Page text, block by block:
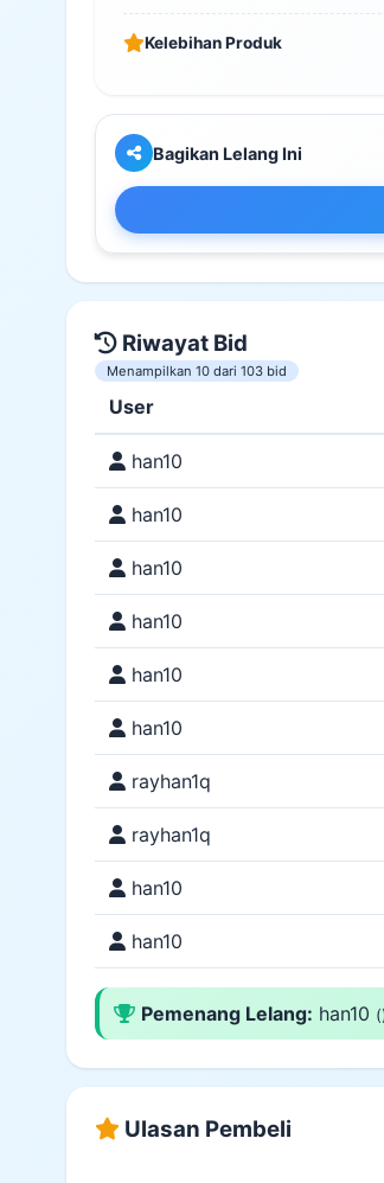
Kelebihan Produk
Bagikan Lelang Ini
Riwayat Bid
Menampilkan 10 dari 103 bid
User
han10
han10
han10
han10
han10
han10
rayhan1q
rayhan1q
han10
han10
Pemenang Lelang: han10
Ulasan Pembeli